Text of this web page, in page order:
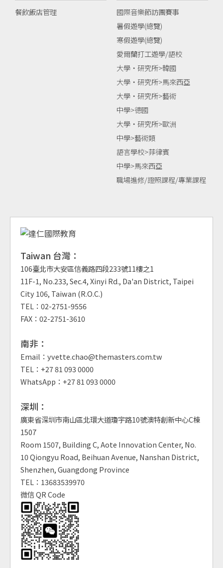
餐飲飯店管理
國際音樂節訪團賽事
暑假遊學(總覽)
寒假遊學(總覽)
愛爾蘭打工遊學/語校
大學‧研究所>韓國
大學‧研究所>馬來西亞
大學‧研究所>藝術
中學>德國
大學‧研究所>歐洲
中學>藝術類
語言學校>菲律賓
中學>馬來西亞
職場進修/證照課程/專業課程
Taiwan 台灣：
106臺北市大安區信義路四段233號11樓之1
11F-1, No.233, Sec.4, Xinyi Rd., Da'an District, Taipei
City 106, Taiwan (R.O.C.)
TEL：02-2751-9556
FAX：02-2751-3610
南非：
Email：yvette.chao@themasters.com.tw
TEL：+27 81 093 0000
WhatsApp：+27 81 093 0000
深圳：
廣東省深圳市南山區北環大道瓊宇路10號澳特創新中心C棟
1507
Room 1507, Building C, Aote Innovation Center, No.
10 Qiongyu Road, Beihuan Avenue, Nanshan District,
Shenzhen, Guangdong Province
TEL：13683539970
微信 QR Code